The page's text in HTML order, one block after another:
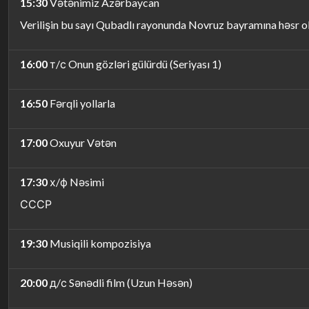
Verilişin bu sayı Qubadlı rayonunda Novruz bayramına
16:00т/с Onun gözləri gülürdü (Seriyası 1)
16:50 Fərqli yollarla
17:00Oxuyur Vətən
17:30 х/ф Nəsimi
СССР
19:30 Musiqili kompozisiya
20:00д/с Sənədli film (Uzun Həsən)